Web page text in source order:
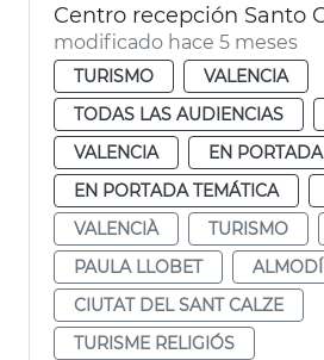
modificado hace 5 meses
TURISMO
VALENCIA
TODAS LAS AUDIENCIAS
VALENCIA
EN PORTADA
EN PORTADA TEMÁTICA
VALENCIÀ
TURISMO
PAULA LLOBET
ALMODÍ
CIUTAT DEL SANT CALZE
TURISME RELIGIÓS